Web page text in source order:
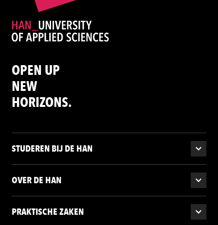
OPEN UP
NEW
HORIZONS.
STUDEREN BIJ DE HAN
OVER DE HAN
PRAKTISCHE ZAKEN